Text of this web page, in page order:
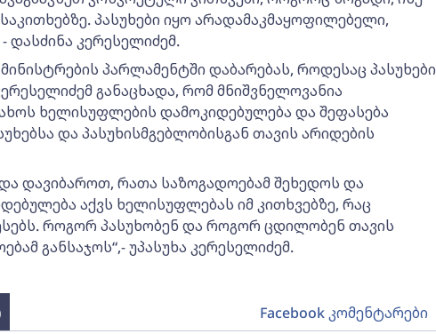
პასუხები იყო არადამაკმაყოფილებელი,
დასძინა კერესელიძემ.
პარლამენტში დაბარებას, როდესაც პასუხები
განაცხადა, რომ მნიშვნელოვანია
ხელისუფლების დამოკიდებულება და შეფასება
და პასუხისმგებლობისგან თავის არიდების
დავიბაროთ, რათა საზოგადოებამ შეხედოს და
აქვს ხელისუფლებას იმ კითხვებზე, რაც
როგორ პასუხობენ და როგორ ცდილობენ თავის
განსაჯოს“,- უპასუხა კერესელიძემ.
Facebook კომენტარები